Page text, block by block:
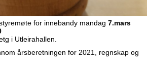
for innebandy mandag 7.mars
i Utleirahallen.
årsberetningen for 2021, regnskap og